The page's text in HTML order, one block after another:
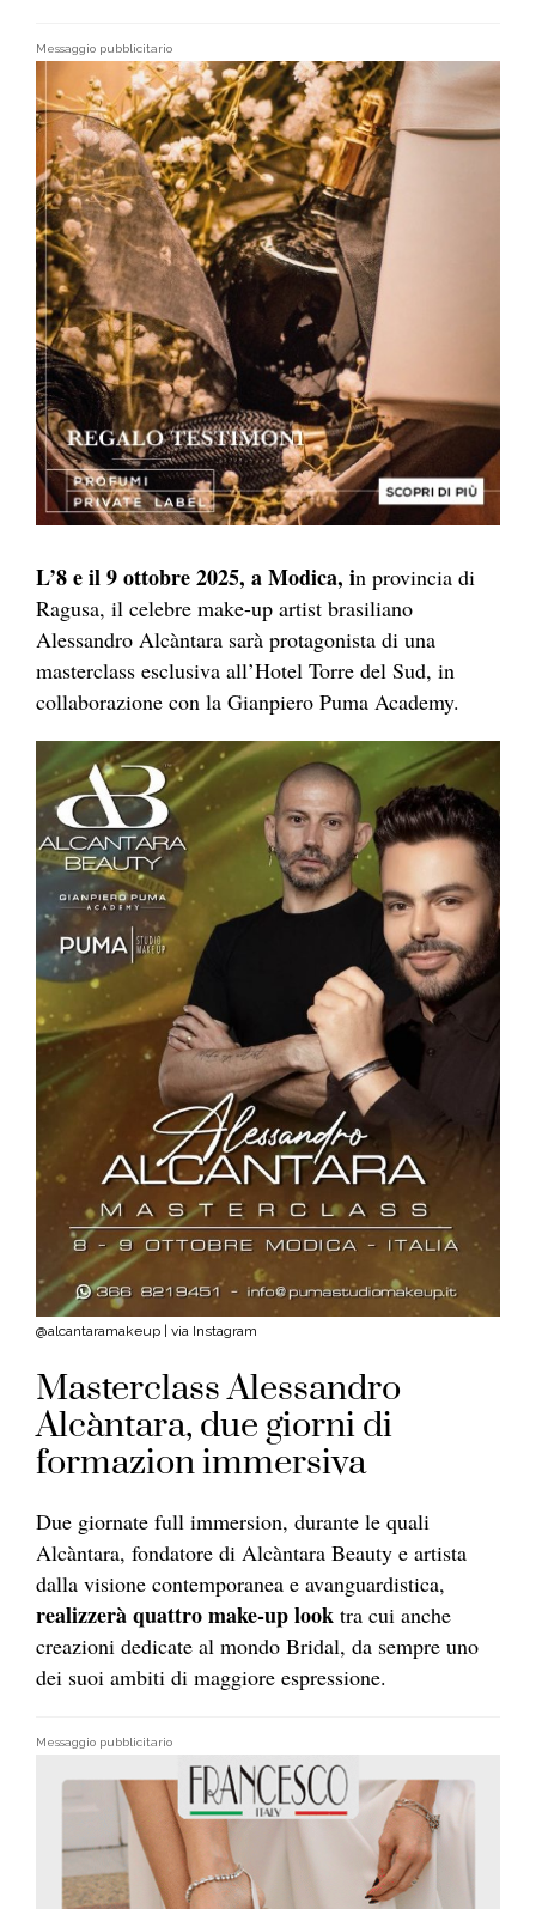
Messaggio pubblicitario
L’8 e il 9 ottobre 2025, a Modica, in provincia di
Ragusa, il celebre make-up artist brasiliano
Alessandro Alcàntara sarà protagonista di una
masterclass esclusiva all’Hotel Torre del Sud, in
collaborazione con la Gianpiero Puma Academy.
@alcantaramakeup | via Instagram
Masterclass Alessandro
Alcàntara, due giorni di
formazion immersiva
Due giornate full immersion, durante le quali
Alcàntara, fondatore di Alcàntara Beauty e artista
dalla visione contemporanea e avanguardistica,
realizzerà quattro make-up look tra cui anche
creazioni dedicate al mondo Bridal, da sempre uno
dei suoi ambiti di maggiore espressione.
Messaggio pubblicitario